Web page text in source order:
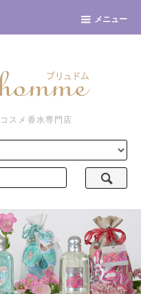
メニュー
スメ香水専門店